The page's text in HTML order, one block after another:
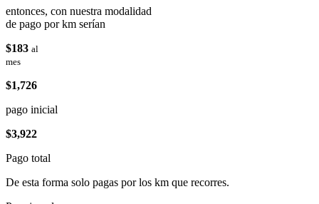
entonces, con nuestra modalidad
de pago por km serían
$183 al
mes
$1,726
pago inicial
$3,922
Pago total
De esta forma solo pagas por los km que recorres.